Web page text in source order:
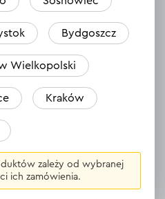
podczas wykonywania wnęki z
telewizor oraz poziomowania
się idealnie dzięki jasnej
dzięki której trudno
wyznaczania linii. Cieszy
ładowania przez port USB-C,
Bydgoszcz
Wielkopolski
Kraków
zależy od wybranej
ich zamówienia.